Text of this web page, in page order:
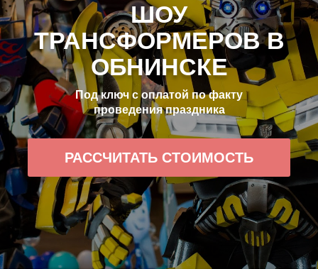
ШОУ
ТРАНСФОРМЕРОВ В
ОБНИНСКЕ
Под ключ с оплатой по факту
проведения праздника
РАССЧИТАТЬ СТОИМОСТЬ